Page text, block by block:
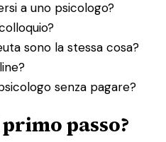
a uno psicologo?
sono la stessa cosa?
senza pagare?
passo?